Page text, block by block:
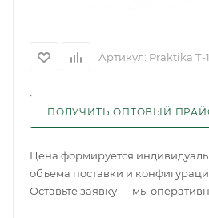
Артикул: Praktika Т-
ПОЛУЧИТЬ ОПТОВЫЙ
Цена формируется
объема поставки и
Оставьте заявку — мы